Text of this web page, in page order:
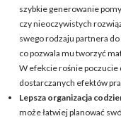
szybkie generowanie
czy nieoczywistych
swego rodzaju partnera
co pozwala mu tworzyć
W efekcie rośnie poczucie
dostarczanych efektów
Lepsza organizacja
może łatwiej planować